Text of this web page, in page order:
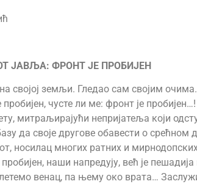
ЈАВЉА: ФРОНТ ЈЕ ПРОБИЈЕН
земљи. Гледао сам својим
чусте ли ме: фронт је пробијен…!
митраљирајући непријатеља који
да своје другове обавести о срећном
носилац многих ратних и
наши напредују, већ је
венац, па њему око врата…